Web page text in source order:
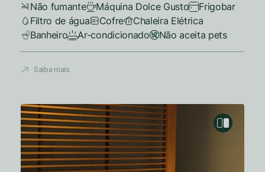
Não fumante
Máquina Dolce Gusto
Frigobar
Filtro de água
Cofre
Chaleira Elétrica
Banheiro
Ar-condicionado Não aceita pets
Saiba mais